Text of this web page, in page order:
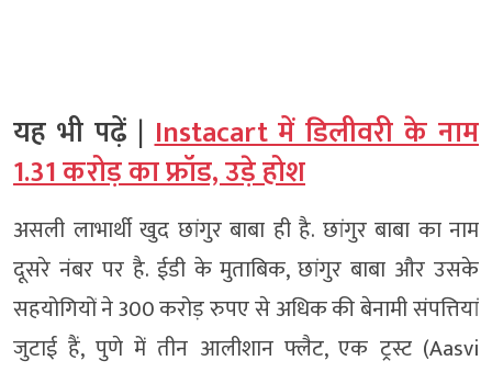
यह भी पढ़ें |Instacart में डिलीवरी के नाम
1.31 करोड़ का फ्रॉड, उड़े होश
असली लाभार्थी खुद छांगुर बाबा ही है. छांगुर बाबा का नाम
दूसरे नंबर पर है. ईडी के मुताबिक, छांगुर बाबा और उसके
सहयोगियों ने 300 करोड़ रुपए से अधिक की बेनामी संपत्तियां
जुटाई हैं, पुणे में तीन आलीशान फ्लैट, एक ट्रस्ट (Aasvi